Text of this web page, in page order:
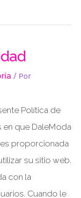
/ Por
Política de
que DaleModa
proporcionada
su sitio web.
con la
Cuando le